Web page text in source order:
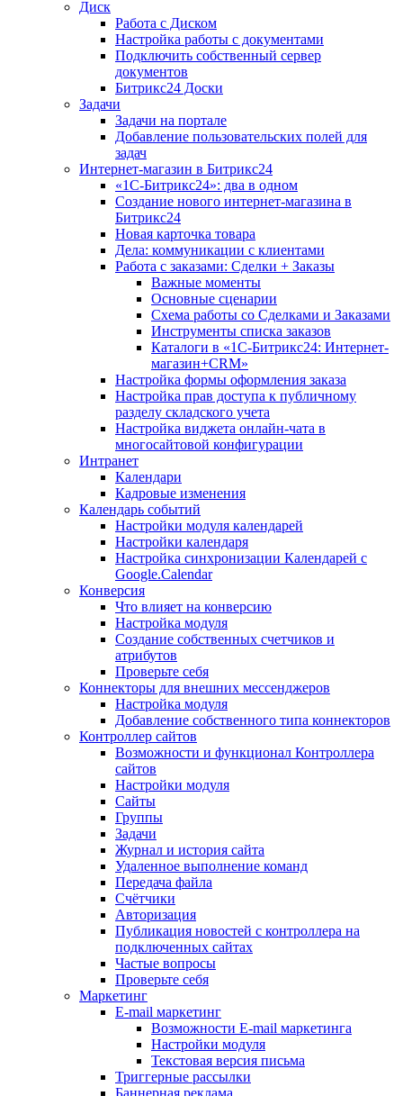
Диск
Работа с Диском
Настройка работы с документами
Подключить собственный сервер
документов
Битрикс24 Доски
Задачи
Задачи на портале
Добавление пользовательских полей для
задач
Интернет-магазин в Битрикс24
«1С-Битрикс24»: два в одном
Создание нового интернет-магазина в
Битрикс24
Новая карточка товара
Дела: коммуникации с клиентами
Работа с заказами: Сделки + Заказы
Важные моменты
Основные сценарии
Схема работы со Сделками и Заказами
Инструменты списка заказов
Каталоги в «1С-Битрикс24: Интернет-
магазин+CRM»
Настройка формы оформления заказа
Настройка прав доступа к публичному
разделу складского учета
Настройка виджета онлайн-чата в
многосайтовой конфигурации
Интранет
Календари
Кадровые изменения
Календарь событий
Настройки модуля календарей
Настройки календаря
Настройка синхронизации Календарей с
Google.Calendar
Конверсия
Что влияет на конверсию
Настройка модуля
Создание собственных счетчиков и
атрибутов
Проверьте себя
Коннекторы для внешних мессенджеров
Настройка модуля
Добавление собственного типа коннекторов
Контроллер сайтов
Возможности и функционал Контроллера
сайтов
Настройки модуля
Сайты
Группы
Задачи
Журнал и история сайта
Удаленное выполнение команд
Передача файла
Счётчики
Авторизация
Публикация новостей с контроллера на
подключенных сайтах
Частые вопросы
Проверьте себя
Маркетинг
E-mail маркетинг
Возможности E-mail маркетинга
Настройки модуля
Текстовая версия письма
Триггерные рассылки
Баннерная реклама